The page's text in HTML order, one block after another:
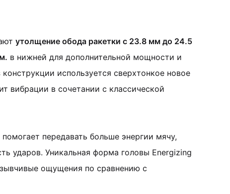
утолщение обода ракетки с 23.8 мм до 24.5
в нижней для дополнительной мощности и
используется сверхтонкое новое
вибрации в сочетании с классической
передавать больше энергии мячу,
ударов. Уникальная форма головы Energizing
ощущения по сравнению с